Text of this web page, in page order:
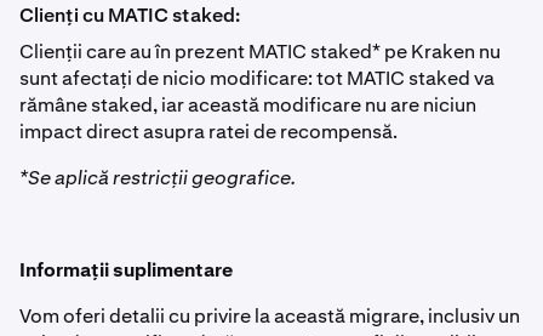
Clienți cu MATIC staked:
Clienții care au în prezent MATIC staked* pe Kraken nu
sunt afectați de nicio modificare: tot MATIC staked va
rămâne staked, iar această modificare nu are niciun
impact direct asupra ratei de recompensă.
*Se aplică restricții geografice.
Informații suplimentare
Vom oferi detalii cu privire la această migrare, inclusiv un